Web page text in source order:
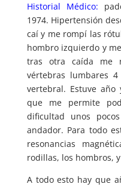
Historial Médico:
1974. Hipertensión
caí y me rompí las
hombro izquierdo y
tras otra caída me
vértebras lumbares
vertebral. Estuve
que me permite
dificultad unos
andador. Para todo
resonancias
rodillas, los hombros,
A todo esto hay que